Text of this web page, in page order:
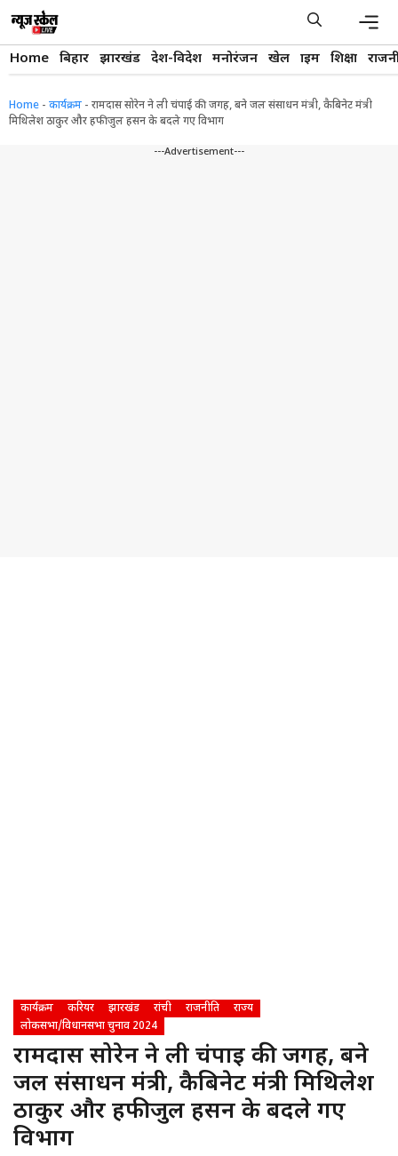
content
Home बिहार झारखंड देश-विदेश मनोरंजन खेल क्राइम शिक्षा
Home - कार्यक्रम - रामदास सोरेन ने ली चंपाई की जगह, बने जल संसाधन मंत्री, कैबिनेट मंत्री
मिथिलेश ठाकुर और हफीजुल हसन के बदले गए विभाग
---Advertisement---
कार्यक्रम करियर झारखंड रांची राजनीति
राज्य
लोकसभा/विधानसभा चुनाव 2024
रामदास सोरेन ने ली चंपाई की जगह, बने
जल संसाधन मंत्री, कैबिनेट मंत्री मिथिलेश
ठाकुर और हफीजुल हसन के बदले गए
विभाग